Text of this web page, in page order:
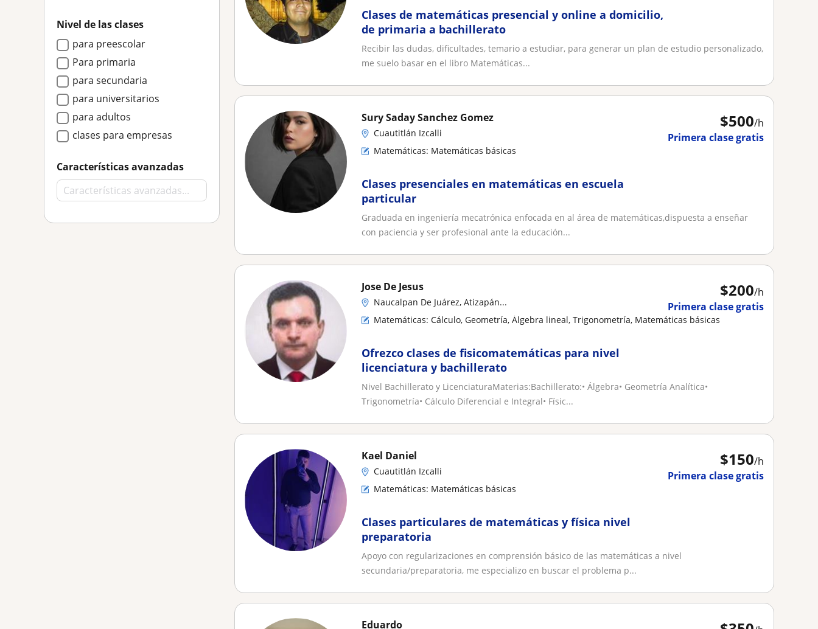
Nivel de las clases
para preescolar
Para primaria
para secundaria
para universitarios
para adultos
clases para empresas
Características avanzadas
Clases de matemáticas presencial y online a domicilio,
de primaria a bachillerato
Recibir las dudas, dificultades, temario a estudiar, para generar un plan de estudio personalizado,
me suelo basar en el libro Matemáticas...
$500/h
Primera clase gratis
Sury Saday Sanchez Gomez
Cuautitlán Izcalli
Matemáticas: Matemáticas básicas
Clases presenciales en matemáticas en escuela
particular
Graduada en ingeniería mecatrónica enfocada en al área de matemáticas,dispuesta a enseñar
con paciencia y ser profesional ante la educación...
$200/h
Primera clase gratis
Jose De Jesus
Naucalpan De Juárez, Atizapán...
Matemáticas: Cálculo, Geometría, Álgebra lineal, Trigonometría, Matemáticas básicas
Ofrezco clases de fisicomatemáticas para nivel
licenciatura y bachillerato
Nivel Bachillerato y LicenciaturaMaterias:Bachillerato:• Álgebra• Geometría Analítica•
Trigonometría• Cálculo Diferencial e Integral• Físic...
$150/h
Primera clase gratis
Kael Daniel
Cuautitlán Izcalli
Matemáticas: Matemáticas básicas
Clases particulares de matemáticas y física nivel
preparatoria
Apoyo con regularizaciones en comprensión básico de las matemáticas a nivel
secundaria/preparatoria, me especializo en buscar el problema p...
Eduardo